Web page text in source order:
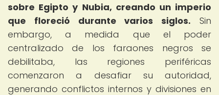
sobre Egipto y Nubia, creando un imperio
que floreció durante varios siglos. Sin
embargo, a medida que el poder
centralizado de los faraones negros se
debilitaba, las regiones periféricas
comenzaron a desafiar su autoridad,
generando conflictos internos y divisiones en